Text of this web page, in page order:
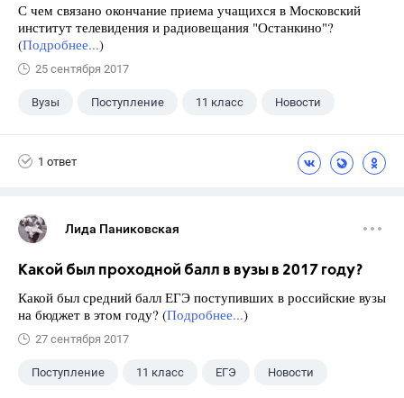
С чем связано окончание приема учащихся в Московский
институт телевидения и радиовещания "Останкино"?
(Подробнее...)
25 сентября 2017
Вузы Поступление 11 класс Новости
1 ответ
Лида Паниковская
Какой был проходной балл в вузы в 2017 году?
Какой был средний балл ЕГЭ поступивших в российские вузы
на бюджет в этом году? (Подробнее...)
27 сентября 2017
Поступление 11 класс ЕГЭ Новости